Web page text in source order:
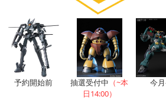
予約開始前 抽選受付中 （~本
日14:00）
今
ド